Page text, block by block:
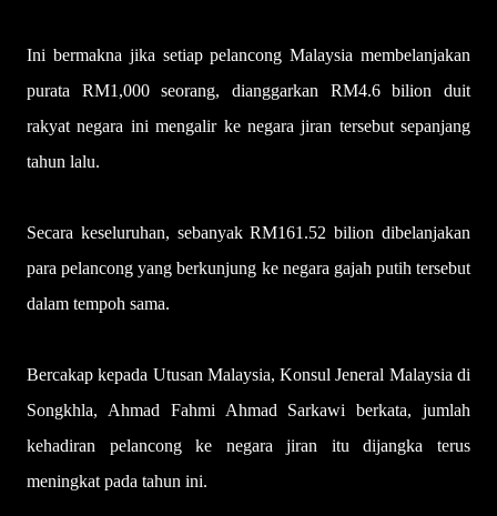
Ini bermakna jika setiap pelancong Malaysia membelanjakan
purata RM1,000 seorang, dianggarkan RM4.6 bilion duit
rakyat negara ini mengalir ke negara jiran tersebut sepanjang
tahun lalu.
Secara keseluruhan, sebanyak RM161.52 bilion dibelanjakan
para pelancong yang berkunjung ke negara gajah putih tersebut
dalam tempoh sama.
Bercakap kepada Utusan Malaysia, Konsul Jeneral Malaysia di
Songkhla, Ahmad Fahmi Ahmad Sarkawi berkata, jumlah
kehadiran pelancong ke negara jiran itu dijangka terus
meningkat pada tahun ini.